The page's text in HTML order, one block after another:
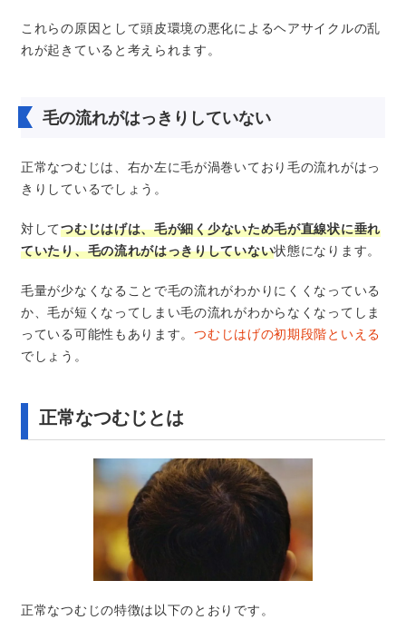
これらの原因として頭皮環境の悪化によるヘアサイクルの乱
れが起きていると考えられます。
毛の流れがはっきりしていない
正常なつむじは、右か左に毛が渦巻いており毛の流れがはっ
きりしているでしょう。
対してつむじはげは、毛が細く少ないため毛が直線状に垂れ
ていたり、毛の流れがはっきりしていない状態になります。
毛量が少なくなることで毛の流れがわかりにくくなっている
か、毛が短くなってしまい毛の流れがわからなくなってしま
っている可能性もあります。つむじはげの初期段階といえる
でしょう。
正常なつむじとは
正常なつむじの特徴は以下のとおりです。